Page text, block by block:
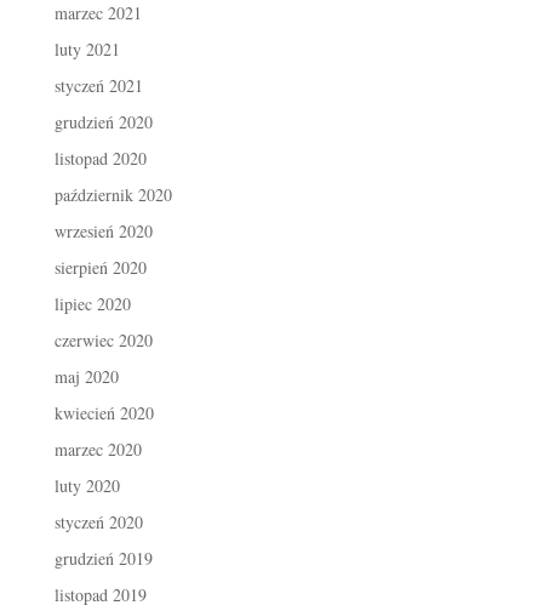
marzec 2021
luty 2021
styczeń 2021
grudzień 2020
listopad 2020
październik 2020
wrzesień 2020
sierpień 2020
lipiec 2020
czerwiec 2020
maj 2020
kwiecień 2020
marzec 2020
luty 2020
styczeń 2020
grudzień 2019
listopad 2019